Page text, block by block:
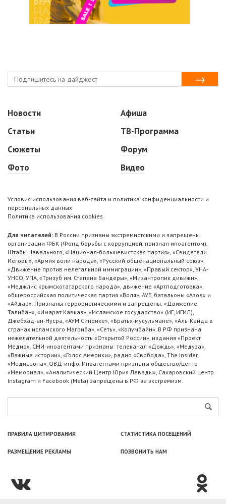
Новости
Статьи
Сюжеты
Фото
Афиша
ТВ-Программа
Форум
Видео
Условия использования веб-сайта и политика конфиденциальности и
персональных данных
Политика использования cookies
Для читателей: В России признаны экстремистскими и запрещены
организации ФБК (Фонд борьбы с коррупцией, признан иноагентом),
Штабы Навального, «Национал-большевистская партия», «Свидетели
Иеговы», «Армия воли народа», «Русский общенациональный союз»,
«Движение против нелегальной иммиграции», «Правый сектор», УНА-
УНСО, УПА, «Тризуб им. Степана Бандеры», «Мизантропик дивижн»,
«Меджлис крымскотатарского народа», движение «Артподготовка»,
общероссийская политическая партия «Воля», АУЕ, батальоны «Азов» и
«Айдар». Признаны террористическими и запрещены: «Движение
Талибан», «Имарат Кавказ», «Исламское государство» (ИГ, ИГИЛ),
Джебхад-ан-Нусра, «АУМ Синрике», «Братья-мусульмане», «Аль-Каида в
странах исламского Магриба», «Сеть», «Колумбайн». В РФ признана
нежелательной деятельность «Открытой России», издания «Проект
Медиа». СМИ-иноагентами признаны: телеканал «Дождь», «Медуза»,
«Важные истории», «Голос Америки», радио «Свобода», The Insider,
«Медиазона», ОВД-инфо. Иноагентами признаны общество/центр
«Мемориал», «Аналитический Центр Юрия Левады», Сахаровский центр.
Instagram и Facebook (Metа) запрещены в РФ за экстремизм.
ПРАВИЛА ЦИТИРОВАНИЯ СТАТИСТИКА ПОСЕЩЕНИЙ
РАЗМЕЩЕНИЕ РЕКЛАМЫ ПОЗВОНИТЬ НАМ